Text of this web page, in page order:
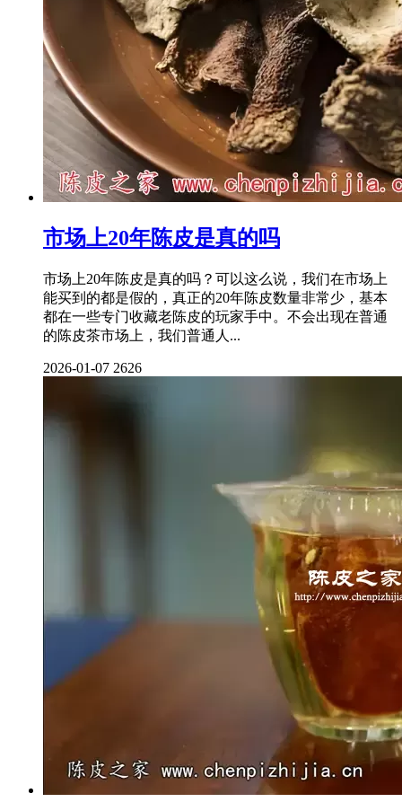
市场上20年陈皮是真的吗
市场上20年陈皮是真的吗？可以这么说，我们在市场上
能买到的都是假的，真正的20年陈皮数量非常少，基本
都在一些专门收藏老陈皮的玩家手中。不会出现在普通
的陈皮茶市场上，我们普通人...
2026-01-07 2626